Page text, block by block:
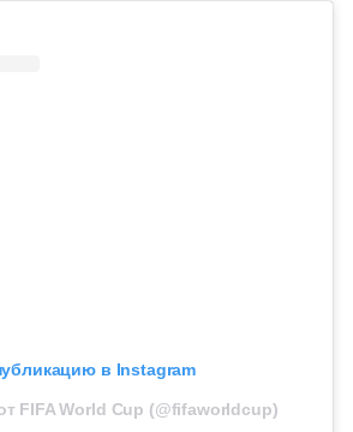
в Instagram
FIFA World Cup (@fifaworldcup)